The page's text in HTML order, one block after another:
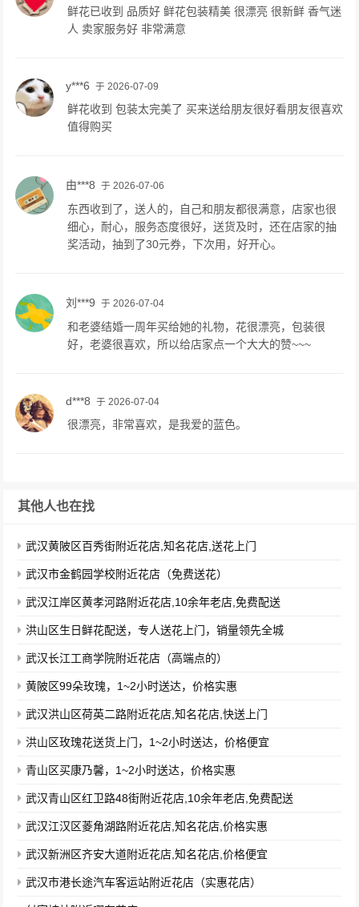
鲜花已收到 品质好 鲜花包装精美 很漂亮 很新鲜 香气迷
人 卖家服务好 非常满意
y***6 于 2026-07-09
鲜花收到 包装太完美了 买来送给朋友很好看朋友很喜欢
值得购买
由***8 于 2026-07-06
东西收到了，送人的，自己和朋友都很满意，店家也很
细心，耐心，服务态度很好，送货及时，还在店家的抽
奖活动，抽到了30元券，下次用，好开心。
刘***9 于 2026-07-04
和老婆结婚一周年买给她的礼物，花很漂亮，包装很
好，老婆很喜欢，所以给店家点一个大大的赞~~~
d***8 于 2026-07-04
很漂亮，非常喜欢，是我爱的蓝色。
其他人也在找
武汉黄陂区百秀街附近花店,知名花店,送花上门
武汉市金鹤园学校附近花店（免费送花）
武汉江岸区黄孝河路附近花店,10余年老店,免费配送
洪山区生日鲜花配送，专人送花上门，销量领先全城
武汉长江工商学院附近花店（高端点的）
黄陂区99朵玫瑰，1~2小时送达，价格实惠
武汉洪山区荷英二路附近花店,知名花店,快送上门
洪山区玫瑰花送货上门，1~2小时送达，价格便宜
青山区买康乃馨，1~2小时送达，价格实惠
武汉青山区红卫路48街附近花店,10余年老店,免费配送
武汉江汉区菱角湖路附近花店,知名花店,价格实惠
武汉新洲区齐安大道附近花店,知名花店,价格便宜
武汉市港长途汽车客运站附近花店（实惠花店）